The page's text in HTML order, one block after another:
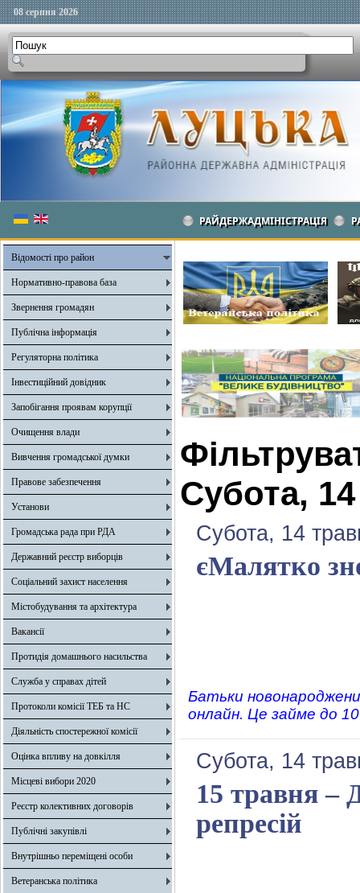
08 серпня 2026
РАЙДЕРЖАДМІНІСТРАЦІЯ
Відомості про район
Нормативно-правова база
Звернення громадян
Публічна інформація
Регуляторна політика
Інвестиційний довідник
Запобігання проявам корупції
Очищення влади
Вивчення громадської думки
Правове забезпечення
Установи
Громадська рада при РДА
Державний реєстр виборців
Соціальний захист населення
Містобудування та архітектура
Вакансії
Протидія домашнього насильства
Служба у справах дітей
Протоколи комісії ТЕБ та НС
Діяльність спостережної комісії
Оцінка впливу на довкілля
Місцеві вибори 2020
Реєстр колективних договорів
Публічні закупівлі
Внутрішньо переміщені особи
Ветеранська політика
Субота,
Субота, 14
єМалятко
Батьки
онлайн. Це займе до
Субота, 14
15 травня –
репресій